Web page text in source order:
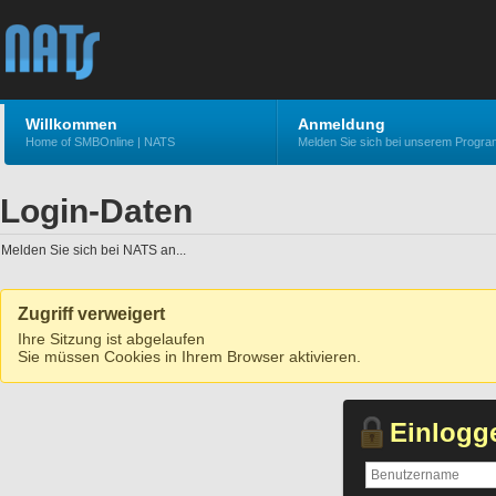
Willkommen
Home of SMBOnline | NATS
Anmeldung
Melden Sie sich bei unserem
Login-Daten
Melden Sie sich bei NATS an...
Zugriff verweigert
Ihre Sitzung ist abgelaufen
Sie müssen Cookies in Ihrem Browser aktivieren.